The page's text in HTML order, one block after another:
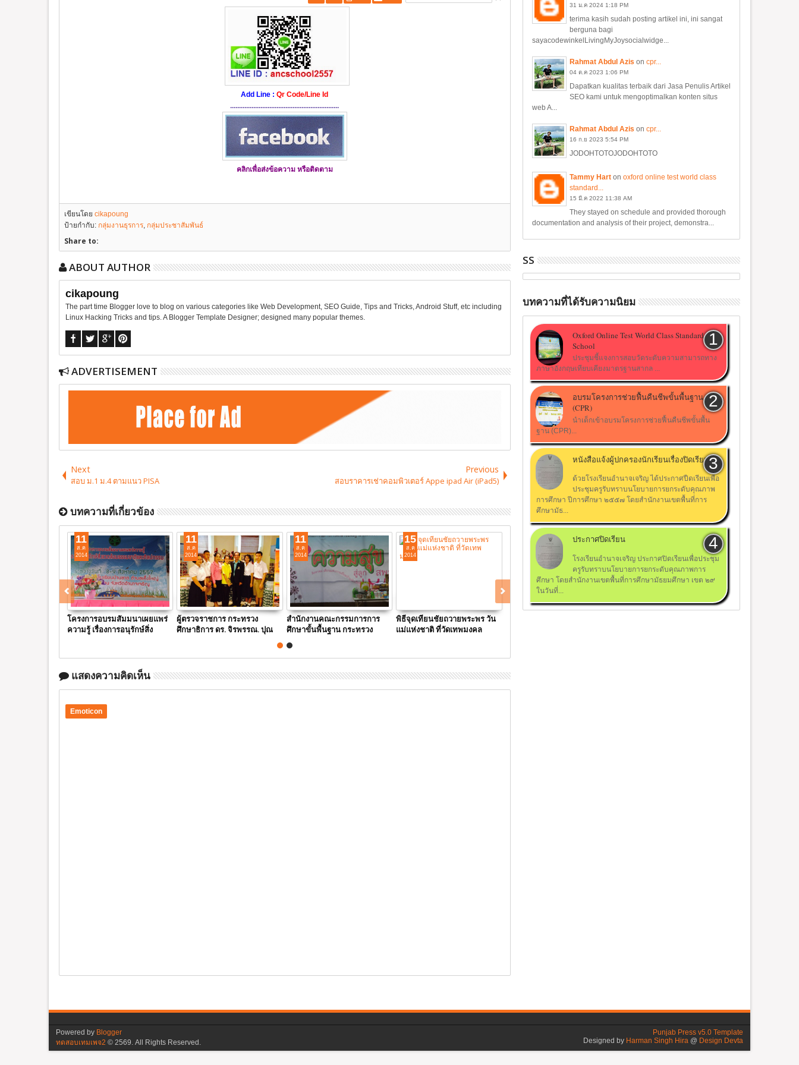
AddLine :Qr Code/Line Id
.............................................................
คลิกเพื่อส่งข้อความ หรือติดตาม
เขียนโดย cikapoung
ป้ายกำกับ: กลุ่มงานธุรการ, กลุ่มประชาสัมพันธ์
Share to:
ABOUT AUTHOR
cikapoung
The part time Blogger love to blog on various categories like Web Development, SEO Guide, Tips and Tricks, Android Stuff, etc including
Linux Hacking Tricks and tips. A Blogger Template Designer; designed many popular themes.
ADVERTISEMENT
Next
สอบ ม.1 ม.4 ตามแนว PISA
Previous
สอบราคารเช่าคอมพิวเตอร์ Appe ipad Air (iPad5)
บทความที่เกี่ยวข้อง
โครงการอบรมสัมมนาเผยแพร่
ความรู้ เรื่องการอนุรักษ์สิ่ง
11
ส.ค
2014
ผู้ตรวจราชการ กระทรวง
ศึกษาธิการ ดร. จิรพรรณ. ปุณ
11
ส.ค
2014
สำนักงานคณะกรรมการการ
ศึกษาขั้นพื้นฐาน กระทรวง
ศึกษาธิการ คืน ความสุขสู่ลูก
สพฐ
11
ส.ค
2014
พิธีจุดเทียนชัยถวายพระพร วัน
แม่แห่งชาติ ที่วัดเทพมงคล
15
ส.ค
2014
15
2014
แสดงความคิดเห็น
Emoticon
31 ม.ค 2024 1:18 PM
terima kasih sudah posting artikel ini, ini sangat
berguna bagi
sayacodewinkelLivingMyJoysocialwidge...
Rahmat Abdul Azis on cpr...
04 ต.ค 2023 1:06 PM
Dapatkan kualitas terbaik dari Jasa Penulis Artikel
SEO kami untuk mengoptimalkan konten situs
web A...
Rahmat Abdul Azis on cpr...
16 ก.ย 2023 5:54 PM
JODOHTOTOJODOHTOTO
Tammy Harton oxford online test world class
standard...
15 มี.ค 2022 11:38 AM
They stayed on schedule and provided thorough
documentation and analysis of their project, demonstra...
SS
บทความที่ได้รับความนิยม
Oxford Online Test World Class Standard
School
ประชุมชี้แจงการสอบวัดระดับความสามารถทาง
ภาษาอังกฤษเทียบเคียงมาตรฐานสากล ...
อบรมโครงการช่วยฟื้นคืนชีพขั้นพื้นฐาน
(CPR)
นำเด็กเข้าอบรมโครงการช่วยฟื้นคืนชีพขั้นพื้น
ฐาน (CPR)...
หนังสือแจ้งผู้ปกครองนักเรียนเรื่องปิดเรียน
ด้วยโรงเรียนอำนาจเจริญ ได้ประกาศปืดเรียนเพื่อ
ประชุมครูรับทราบนโยบายการยกระดับคุณภาพ
การศึกษา ปีการศึกษา ๒๕๕๗ โดยสำนักงานเขตพื้นที่การ
ศึกษามัธ...
ประกาศปิดเรียน
โรงเรียนอำนาจเจริญ ประกาศปิดเรียนเพื่อประชุม
ครูรับทราบนโยบายการยกระดับคุณภาพการ
ศึกษา โดยสำนักงานเขตพื้นที่การศึกษามัธยมศึกษา เขต ๒๙
ในวันที่...
Powered by Blogger
ทดสอบเทมเพจ2 © 2569. All Rights Reserved.
Punjab Press v5.0 Template
Designed by Harman Singh Hira @ Design Devta